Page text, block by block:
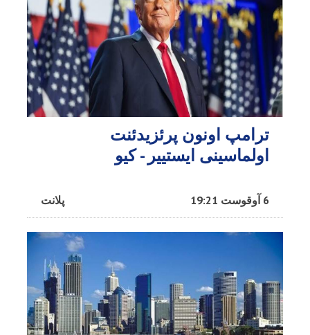
ترامپ اونون پرئزیدئنت
اولماسینی ایستییر - کیو
پلانت 6 آوقوست 19:21